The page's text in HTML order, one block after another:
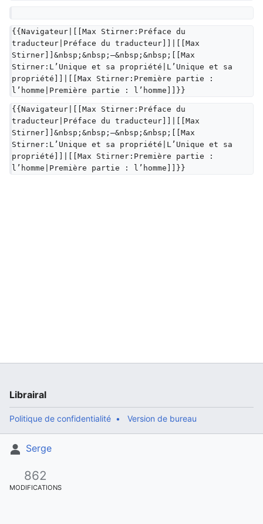
{{Navigateur|[[Max Stirner:Préface du
traducteur|Préface du traducteur]]|[[Max
Stirner]]&nbsp;&nbsp;—&nbsp;&nbsp;[[Max
Stirner:L’Unique et sa propriété|L’Unique et sa
propriété]]|[[Max Stirner:Première partie :
l’homme|Première partie : l’homme]]}}
{{Navigateur|[[Max Stirner:Préface du
traducteur|Préface du traducteur]]|[[Max
Stirner]]&nbsp;&nbsp;—&nbsp;&nbsp;[[Max
Stirner:L’Unique et sa propriété|L’Unique et sa
propriété]]|[[Max Stirner:Première partie :
l’homme|Première partie : l’homme]]}}
Serge
862
MODIFICATIONS
Librairal
Politique de confidentialité Version de bureau